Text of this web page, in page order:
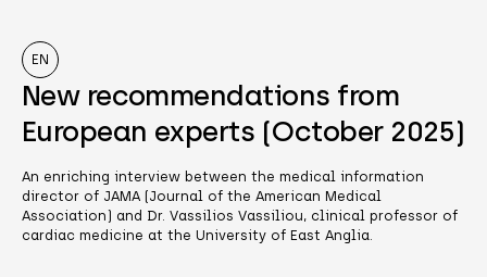
EN
New recommendations from
European experts (October 2025)
An enriching interview between the medical information
director of JAMA (Journal of the American Medical
Association) and Dr. Vassilios Vassiliou, clinical professor of
cardiac medicine at the University of East Anglia.